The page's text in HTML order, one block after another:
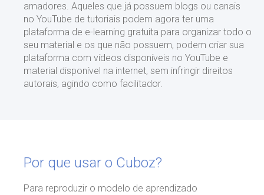
amadores. Aqueles que já possuem blogs ou canais
no YouTube de tutoriais podem agora ter uma
plataforma de e-learning gratuita para organizar todo o
seu material e os que não possuem, podem criar sua
plataforma com vídeos disponíveis no YouTube e
material disponível na internet, sem infringir direitos
autorais, agindo como facilitador.
Por que usar o Cuboz?
Para reproduzir o modelo de aprendizado